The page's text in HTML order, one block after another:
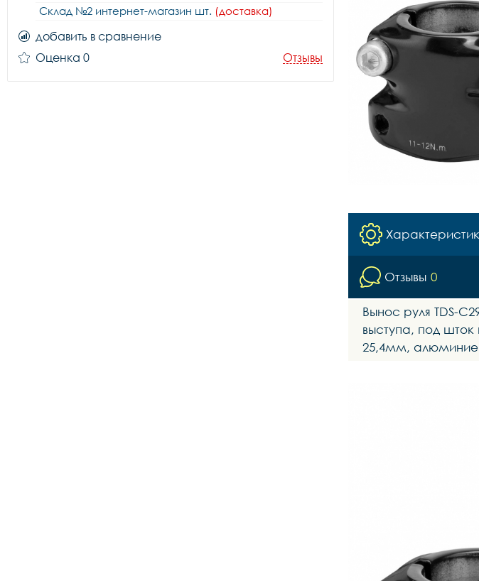
Склад №2 интернет-магазин шт. (доставка)
добавить в сравнение
Оценка 0
Отзывы
Отзывы 0
Вынос руля TDS-
выступа, под
25,4мм,